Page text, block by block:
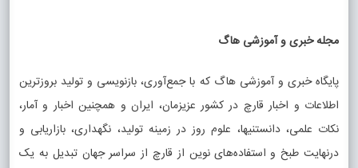
مجله خبری و آموزشی هاگ
پایگاه خبری و آموزشی هاگ که با جمع‌آوری، بازنویسی و تولید بروزترین
اطلاعات و اخبار قارچ در کشور عزیزمان، ایران و همچنین اخبار و آمار،
نکات علمی، دانستنیها، علوم روز در زمینه تولید، نگهداری، بازاریابی و
درنهایت طبخ و استفاده‌های نوین از قارچ از سراسر جهان تبدیل به یک